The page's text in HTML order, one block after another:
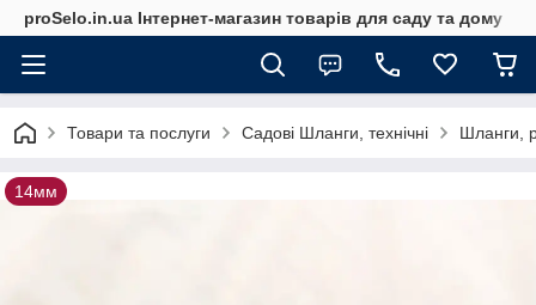
proSelo.in.ua Інтернет-магазин товарів для саду та дому
Товари та послуги Садові Шланги, технічні Шланги,
14мм